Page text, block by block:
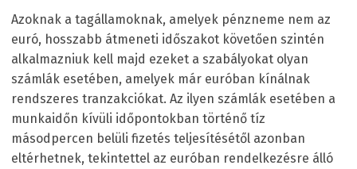
Azoknak a tagállamoknak, amelyek pénzneme nem az
euró, hosszabb átmeneti időszakot követően szintén
alkalmazniuk kell majd ezeket a szabályokat olyan
számlák esetében, amelyek már euróban kínálnak
rendszeres tranzakciókat. Az ilyen számlák esetében a
munkaidőn kívüli időpontokban történő tíz
másodpercen belüli fizetés teljesítésétől azonban
eltérhetnek, tekintettel az euróban rendelkezésre álló